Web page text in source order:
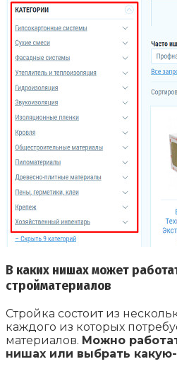
В каких нишах может
стройматериалов
Стройка состоит из
каждого из которых
материалов. Можно
нишах или выбрать